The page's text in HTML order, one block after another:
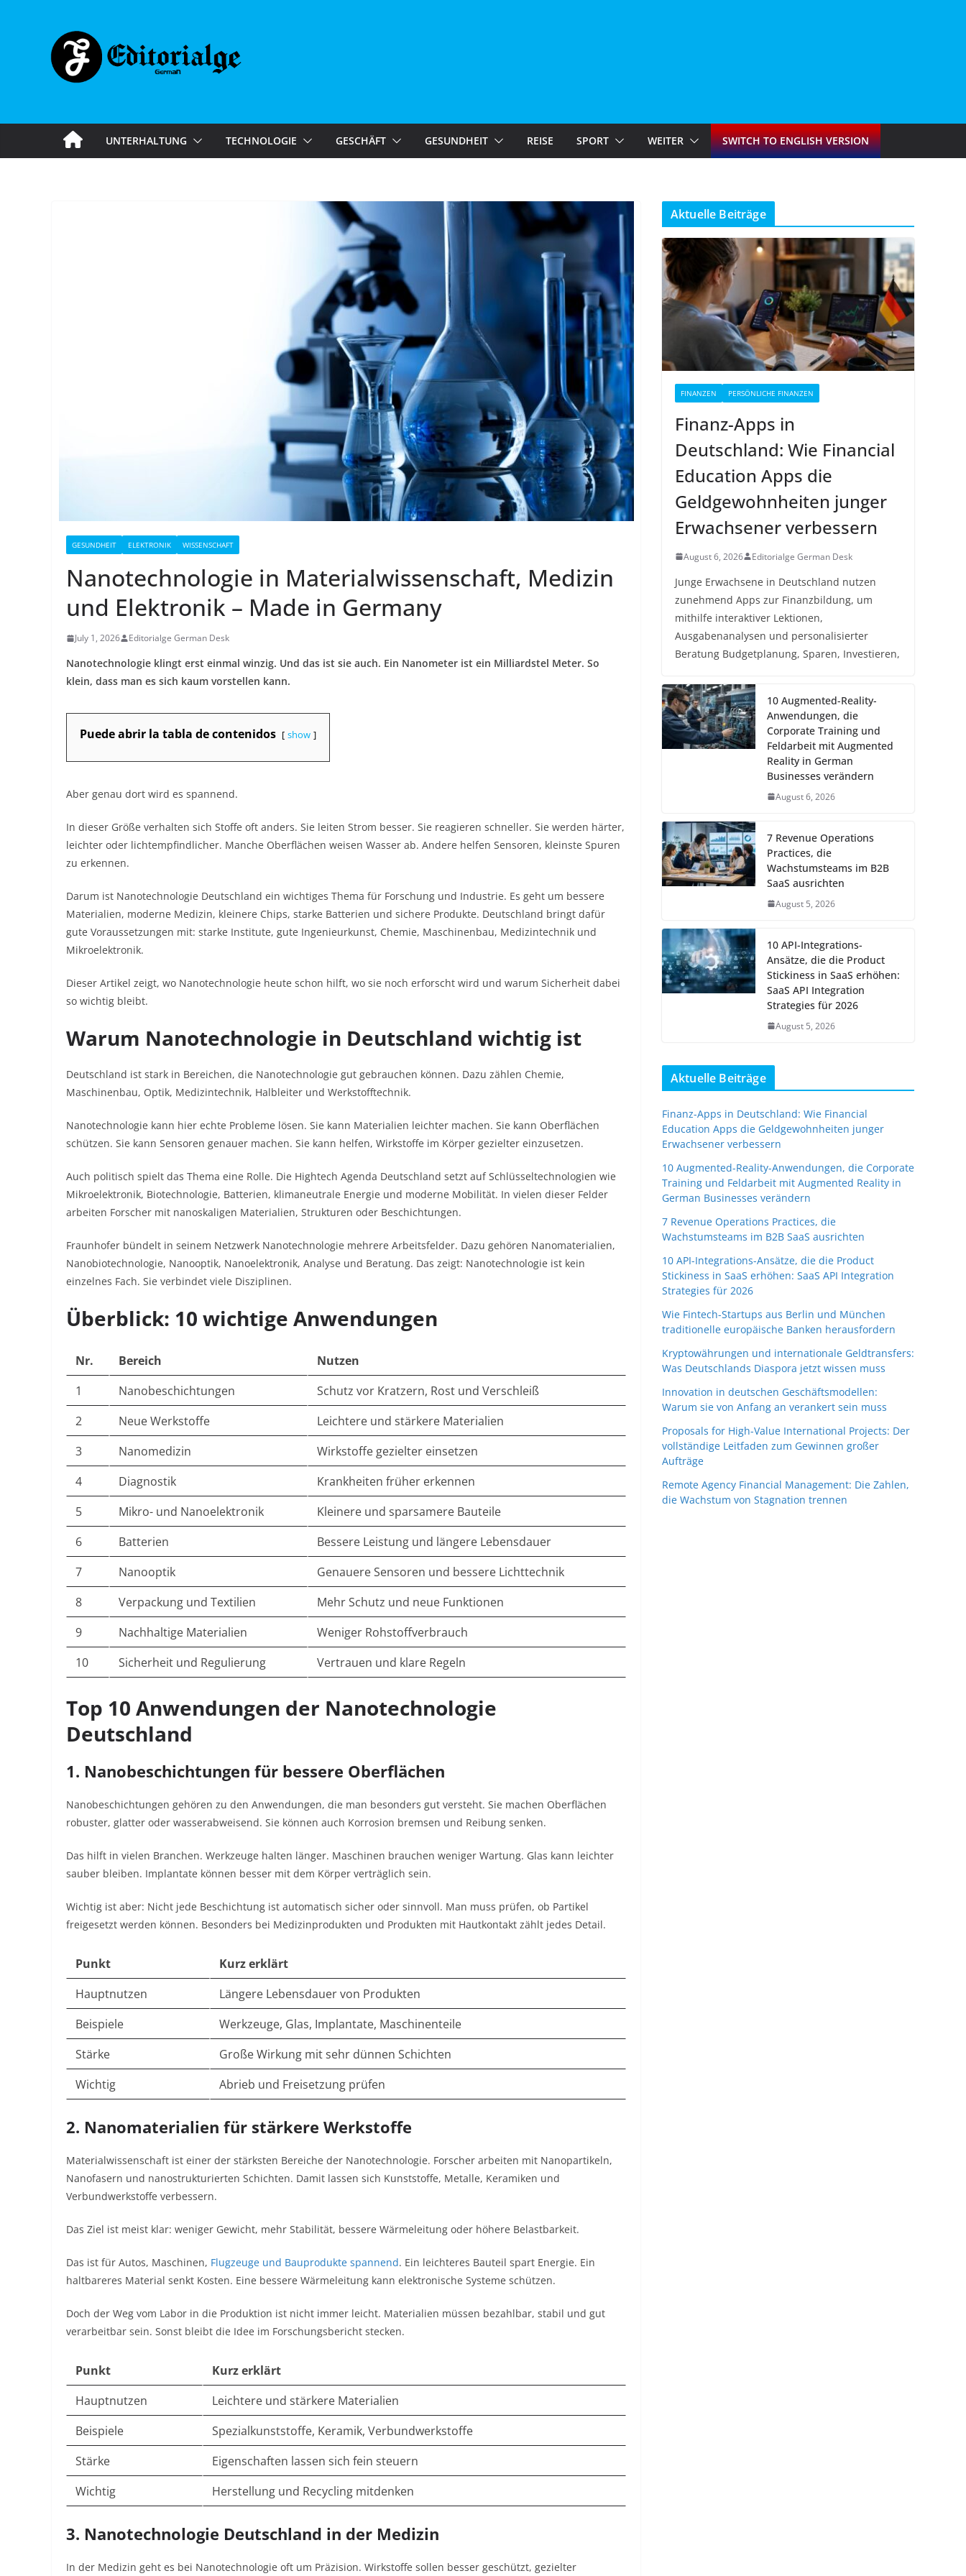
UNTERHALTUNG TECHNOLOGIE GESCHÄFT GESUNDHEIT REISE SPORT WEITER SWITCH TO ENGLISH VERSION
GESUNDHEIT ELEKTRONIK WISSENSCHAFT
Nanotechnologie in Materialwissenschaft, Medizin
und Elektronik – Made in Germany
July 1, 2026 Editorialge German Desk
Nanotechnologie klingt erst einmal winzig. Und das ist sie auch. Ein Nanometer ist ein Milliardstel Meter. So
klein, dass man es sich kaum vorstellen kann.
Puede abrir la tabla de contenidos show
Aber genau dort wird es spannend.
In dieser Größe verhalten sich Stoffe oft anders. Sie leiten Strom besser. Sie reagieren schneller. Sie werden härter,
leichter oder lichtempfindlicher. Manche Oberflächen weisen Wasser ab. Andere helfen Sensoren, kleinste Spuren
zu erkennen.
Darum ist Nanotechnologie Deutschland ein wichtiges Thema für Forschung und Industrie. Es geht um bessere
Materialien, moderne Medizin, kleinere Chips, starke Batterien und sichere Produkte. Deutschland bringt dafür
gute Voraussetzungen mit: starke Institute, gute Ingenieurkunst, Chemie, Maschinenbau, Medizintechnik und
Mikroelektronik.
Dieser Artikel zeigt, wo Nanotechnologie heute schon hilft, wo sie noch erforscht wird und warum Sicherheit dabei
so wichtig bleibt.
Warum Nanotechnologie in Deutschland wichtig ist
Deutschland ist stark in Bereichen, die Nanotechnologie gut gebrauchen können. Dazu zählen Chemie,
Maschinenbau, Optik, Medizintechnik, Halbleiter und Werkstofftechnik.
Nanotechnologie kann hier echte Probleme lösen. Sie kann Materialien leichter machen. Sie kann Oberflächen
schützen. Sie kann Sensoren genauer machen. Sie kann helfen, Wirkstoffe im Körper gezielter einzusetzen.
Auch politisch spielt das Thema eine Rolle. Die Hightech Agenda Deutschland setzt auf Schlüsseltechnologien wie
Mikroelektronik, Biotechnologie, Batterien, klimaneutrale Energie und moderne Mobilität. In vielen dieser Felder
arbeiten Forscher mit nanoskaligen Materialien, Strukturen oder Beschichtungen.
Fraunhofer bündelt in seinem Netzwerk Nanotechnologie mehrere Arbeitsfelder. Dazu gehören Nanomaterialien,
Nanobiotechnologie, Nanooptik, Nanoelektronik, Analyse und Beratung. Das zeigt: Nanotechnologie ist kein
einzelnes Fach. Sie verbindet viele Disziplinen.
Überblick: 10 wichtige Anwendungen
Nr. Bereich
Nutzen
1
Nanobeschichtungen
Schutz vor Kratzern, Rost und Verschleiß
2
Neue Werkstoffe
Leichtere und stärkere Materialien
3
Nanomedizin
Wirkstoffe gezielter einsetzen
4
Diagnostik
Krankheiten früher erkennen
5
Mikro- und Nanoelektronik
Kleinere und sparsamere Bauteile
6
Batterien
Bessere Leistung und längere Lebensdauer
7
Nanooptik
Genauere Sensoren und bessere Lichttechnik
8
Verpackung und Textilien
Mehr Schutz und neue Funktionen
9
Nachhaltige Materialien
Weniger Rohstoffverbrauch
10
Sicherheit und Regulierung Vertrauen und klare Regeln
Top 10 Anwendungen der Nanotechnologie
Deutschland
1. Nanobeschichtungen für bessere Oberflächen
Nanobeschichtungen gehören zu den Anwendungen, die man besonders gut versteht. Sie machen Oberflächen
robuster, glatter oder wasserabweisend. Sie können auch Korrosion bremsen und Reibung senken.
Das hilft in vielen Branchen. Werkzeuge halten länger. Maschinen brauchen weniger Wartung. Glas kann leichter
sauber bleiben. Implantate können besser mit dem Körper verträglich sein.
Wichtig ist aber: Nicht jede Beschichtung ist automatisch sicher oder sinnvoll. Man muss prüfen, ob Partikel
freigesetzt werden können. Besonders bei Medizinprodukten und Produkten mit Hautkontakt zählt jedes Detail.
Punkt
Kurz erklärt
Hauptnutzen
Längere Lebensdauer von Produkten
Beispiele
Werkzeuge, Glas, Implantate, Maschinenteile
Stärke
Große Wirkung mit sehr dünnen Schichten
Wichtig
Abrieb und Freisetzung prüfen
2. Nanomaterialien für stärkere Werkstoffe
Materialwissenschaft ist einer der stärksten Bereiche der Nanotechnologie. Forscher arbeiten mit Nanopartikeln,
Nanofasern und nanostrukturierten Schichten. Damit lassen sich Kunststoffe, Metalle, Keramiken und
Verbundwerkstoffe verbessern.
Das Ziel ist meist klar: weniger Gewicht, mehr Stabilität, bessere Wärmeleitung oder höhere Belastbarkeit.
Das ist für Autos, Maschinen, Flugzeuge und Bauprodukte spannend. Ein leichteres Bauteil spart Energie. Ein
haltbareres Material senkt Kosten. Eine bessere Wärmeleitung kann elektronische Systeme schützen.
Doch der Weg vom Labor in die Produktion ist nicht immer leicht. Materialien müssen bezahlbar, stabil und gut
verarbeitbar sein. Sonst bleibt die Idee im Forschungsbericht stecken.
Punkt
Kurz erklärt
Hauptnutzen
Leichtere und stärkere Materialien
Beispiele
Spezialkunststoffe, Keramik, Verbundwerkstoffe
Stärke
Eigenschaften lassen sich fein steuern
Wichtig
Herstellung und Recycling mitdenken
3. Nanotechnologie Deutschland in der Medizin
In der Medizin geht es bei Nanotechnologie oft um Präzision. Wirkstoffe sollen besser geschützt, gezielter
Aktuelle Beiträge
FINANZEN PERSÖNLICHE FINANZEN
Finanz-Apps in
Deutschland: Wie Financial
Education Apps die
Geldgewohnheiten junger
Erwachsener verbessern
August 6, 2026 Editorialge German Desk
Junge Erwachsene in Deutschland nutzen
zunehmend Apps zur Finanzbildung, um
mithilfe interaktiver Lektionen,
Ausgabenanalysen und personalisierter
Beratung Budgetplanung, Sparen, Investieren,
10 Augmented-Reality-
Anwendungen, die
Corporate Training und
Feldarbeit mit Augmented
Reality in German
Businesses verändern
August 6, 2026
7 Revenue Operations
Practices, die
Wachstumsteams im B2B
SaaS ausrichten
August 5, 2026
10 API-Integrations-
Ansätze, die die Product
Stickiness in SaaS erhöhen:
SaaS API Integration
Strategies für 2026
August 5, 2026
Aktuelle Beiträge
Finanz-Apps in Deutschland: Wie Financial
Education Apps die Geldgewohnheiten junger
Erwachsener verbessern
10 Augmented-Reality-Anwendungen, die Corporate
Training und Feldarbeit mit Augmented Reality in
German Businesses verändern
7 Revenue Operations Practices, die
Wachstumsteams im B2B SaaS ausrichten
10 API-Integrations-Ansätze, die die Product
Stickiness in SaaS erhöhen: SaaS API Integration
Strategies für 2026
Wie Fintech-Startups aus Berlin und München
traditionelle europäische Banken herausfordern
Kryptowährungen und internationale Geldtransfers:
Was Deutschlands Diaspora jetzt wissen muss
Innovation in deutschen Geschäftsmodellen:
Warum sie von Anfang an verankert sein muss
Proposals for High-Value International Projects: Der
vollständige Leitfaden zum Gewinnen großer
Aufträge
Remote Agency Financial Management: Die Zahlen,
die Wachstum von Stagnation trennen